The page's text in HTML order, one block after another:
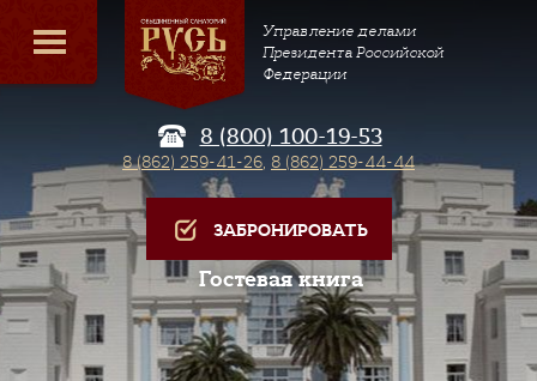
Управление делами
Президента Российской
Федерации
8 (800) 100-19-53
8 (862) 259-41-26, 8 (862) 259-44-44
ЗАБРОНИРОВАТЬ
Гостевая книга